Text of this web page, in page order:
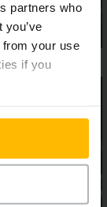
partners who
from your use
if you